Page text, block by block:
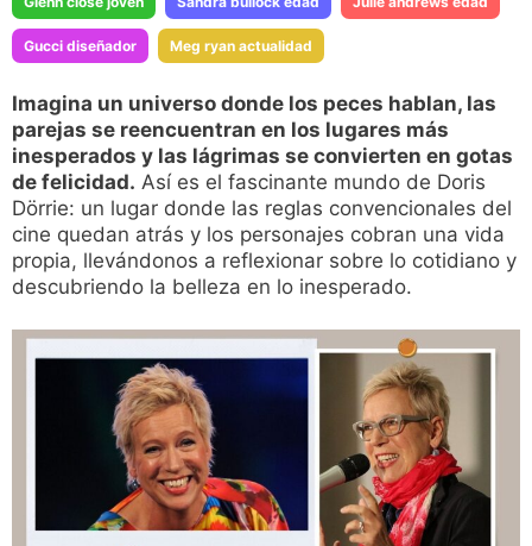
Gucci diseñador Meg ryan actualidad
Imagina un universo donde los peces hablan, las
parejas se reencuentran en los lugares más
inesperados y las lágrimas se convierten en gotas
de felicidad. Así es el fascinante mundo de Doris
Dörrie: un lugar donde las reglas convencionales del
cine quedan atrás y los personajes cobran una vida
propia, llevándonos a reflexionar sobre lo cotidiano y
descubriendo la belleza en lo inesperado.